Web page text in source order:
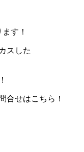
す！
スした
合せはこちら！